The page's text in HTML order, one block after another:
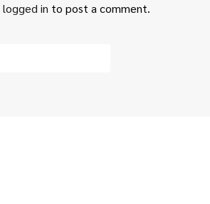
logged in to post a comment.